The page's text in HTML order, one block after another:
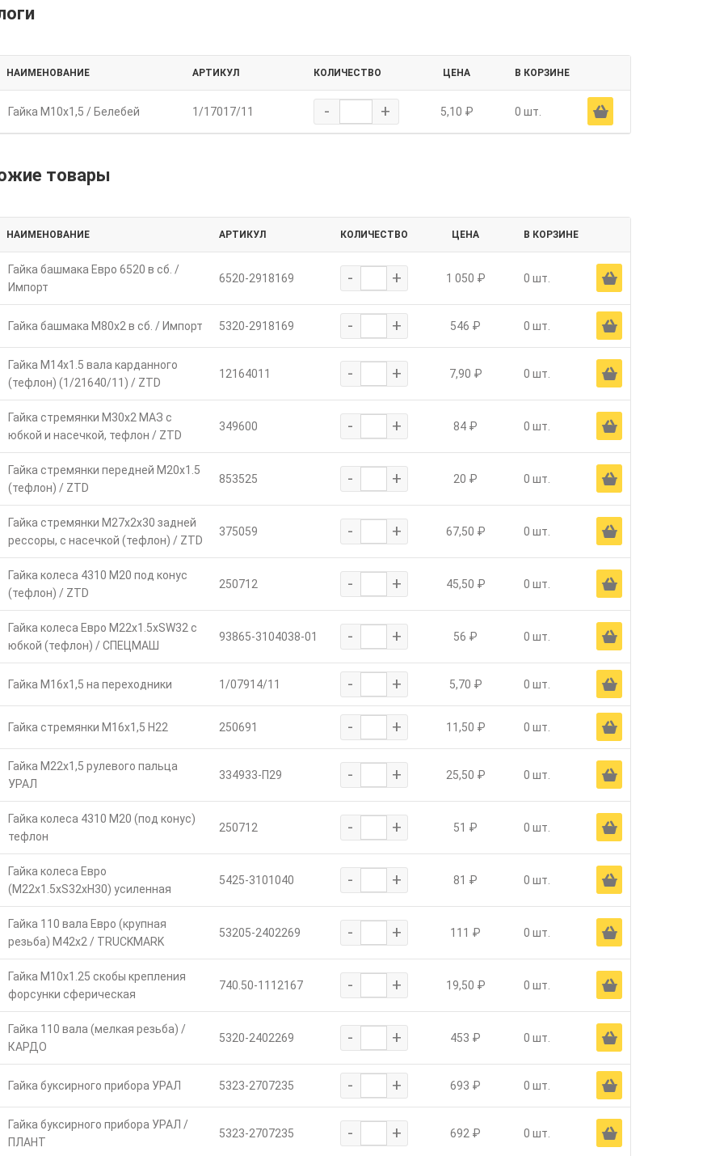
НАИМЕНОВАНИЕ АРТИКУЛ КОЛИЧЕСТВО ЦЕНА В КОРЗИНЕ
Гайка М10х1,5 / Белебей 1/17017/11 - + 5,10 ₽ 0 шт. Ä
товары
НАИМЕНОВАНИЕ АРТИКУЛ КОЛИЧЕСТВО ЦЕНА В КОРЗИНЕ
Гайка башмака Евро 6520 в сб. /
Импорт
6520-2918169 - + 1 050 ₽ 0 шт. Ä
Гайка башмака М80х2 в сб. / Импорт 5320-2918169 - + 546 ₽ 0 шт. Ä
Гайка М14х1.5 вала карданного
(тефлон) (1/21640/11) / ZTD
12164011 - + 7,90 ₽ 0 шт. Ä
Гайка стремянки М30х2 МАЗ с
юбкой и насечкой, тефлон / ZTD
349600 - + 84 ₽ 0 шт. Ä
Гайка стремянки передней М20х1.5
(тефлон) / ZTD
853525 - + 20 ₽ 0 шт. Ä
Гайка стремянки М27х2х30 задней
рессоры, с насечкой (тефлон) / ZTD
375059 - + 67,50 ₽ 0 шт. Ä
Гайка колеса 4310 М20 под конус
(тефлон) / ZTD
250712 - + 45,50 ₽ 0 шт. Ä
Гайка колеса Евро М22х1.5хSW32 с
юбкой (тефлон) / СПЕЦМАШ
93865-3104038-01 - + 56 ₽ 0 шт. Ä
Гайка М16х1,5 на переходники 1/07914/11 - + 5,70 ₽ 0 шт. Ä
Гайка стремянки М16х1,5 Н22 250691 - + 11,50 ₽ 0 шт. Ä
Гайка М22х1,5 рулевого пальца
УРАЛ
334933-П29 - + 25,50 ₽ 0 шт. Ä
Гайка колеса 4310 М20 (под конус)
тефлон
250712 - + 51 ₽ 0 шт. Ä
Гайка колеса Евро
(М22х1.5хS32хH30) усиленная
5425-3101040 - + 81 ₽ 0 шт. Ä
Гайка 110 вала Евро (крупная
резьба) М42х2 / TRUCKMARK
53205-2402269 - + 111 ₽ 0 шт. Ä
Гайка М10х1.25 скобы крепления
форсунки сферическая
740.50-1112167 - + 19,50 ₽ 0 шт. Ä
Гайка 110 вала (мелкая резьба) /
КАРДО
5320-2402269 - + 453 ₽ 0 шт. Ä
Гайка буксирного прибора УРАЛ 5323-2707235 - + 693 ₽ 0 шт. Ä
Гайка буксирного прибора УРАЛ /
ПЛАНТ
5323-2707235 - + 692 ₽ 0 шт. Ä